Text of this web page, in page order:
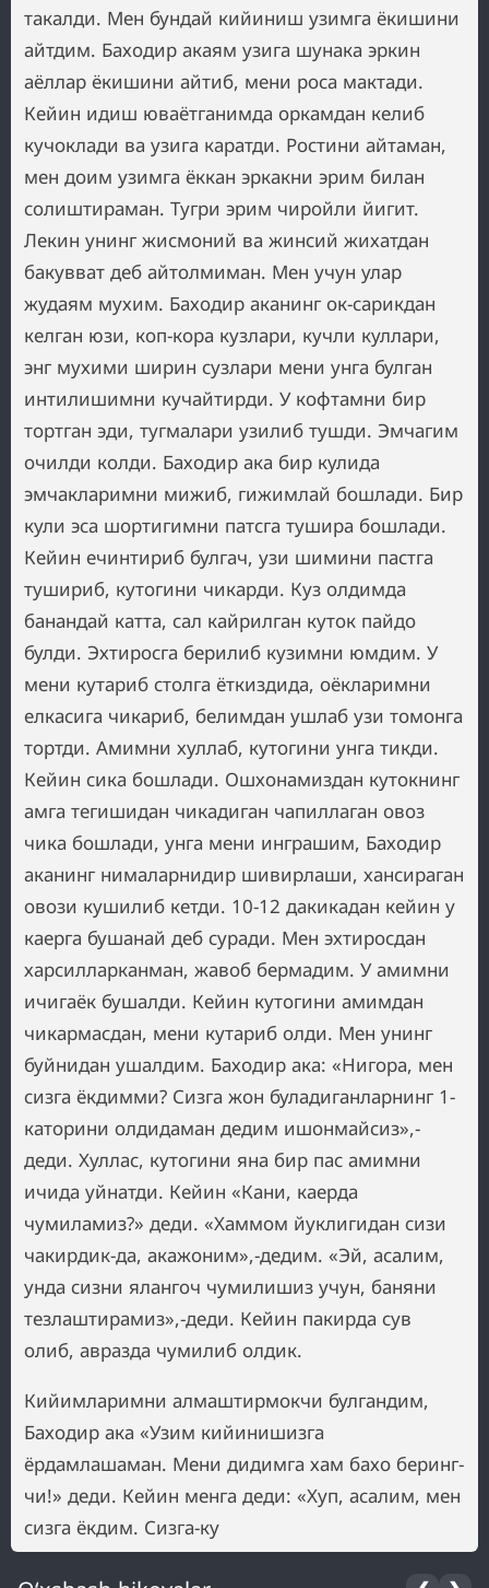
такалди. Мен бундай кийиниш узимга ёкишини
айтдим. Баходир акаям узига шунака эркин
аёллар ёкишини айтиб, мени роса мактади.
Кейин идиш юваётганимда оркамдан келиб
кучоклади ва узига каратди. Ростини айтаман,
мен доим узимга ёккан эркакни эрим билан
солиштираман. Тугри эрим чиройли йигит.
Лекин унинг жисмоний ва жинсий жихатдан
бакувват деб айтолмиман. Мен учун улар
жудаям мухим. Баходир аканинг ок-сарикдан
келган юзи, коп-кора кузлари, кучли куллари,
энг мухими ширин сузлари мени унга булган
интилишимни кучайтирди. У кофтамни бир
тортган эди, тугмалари узилиб тушди. Эмчагим
очилди колди. Баходир ака бир кулида
эмчакларимни мижиб, гижимлай бошлади. Бир
кули эса шортигимни патсга тушира бошлади.
Кейин ечинтириб булгач, узи шимини пастга
тушириб, кутогини чикарди. Куз олдимда
банандай катта, сал кайрилган куток пайдо
булди. Эхтиросга берилиб кузимни юмдим. У
мени кутариб столга ёткиздида, оёкларимни
елкасига чикариб, белимдан ушлаб узи томонга
тортди. Амимни хуллаб, кутогини унга тикди.
Кейин сика бошлади. Ошхонамиздан кутокнинг
амга тегишидан чикадиган чапиллаган овоз
чика бошлади, унга мени инграшим, Баходир
аканинг нималарнидир шивирлаши, хансираган
овози кушилиб кетди. 10-12 дакикадан кейин у
каерга бушанай деб суради. Мен эхтиросдан
харсилларканман, жавоб бермадим. У амимни
ичигаёк бушалди. Кейин кутогини амимдан
чикармасдан, мени кутариб олди. Мен унинг
буйнидан ушалдим. Баходир ака: «Нигора, мен
сизга ёкдимми? Сизга жон буладиганларнинг 1-
каторини олдидаман дедим ишонмайсиз»,-
деди. Хуллас, кутогини яна бир пас амимни
ичида уйнатди. Кейин «Кани, каерда
чумиламиз?» деди. «Хаммом йуклигидан сизи
чакирдик-да, акажоним»,-дедим. «Эй, асалим,
унда сизни ялангоч чумилишиз учун, баняни
тезлаштирамиз»,-деди. Кейин пакирда сув
олиб, авразда чумилиб олдик.
Кийимларимни алмаштирмокчи булгандим,
Баходир ака «Узим кийинишизга
ёрдамлашаман. Мени дидимга хам бахо беринг-
чи!» деди. Кейин менга деди: «Хуп, асалим, мен
сизга ёкдим. Сизга-ку